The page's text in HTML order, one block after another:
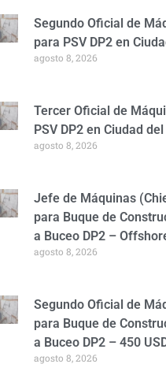
Segundo Oficial de
para PSV DP2 en
agosto 8, 2026
Tercer Oficial de
PSV DP2 en Ciudad
agosto 8, 2026
Jefe de Máquinas
para Buque de
a Buceo DP2 –
agosto 8, 2026
Segundo Oficial de
para Buque de
a Buceo DP2 – 450
agosto 8, 2026